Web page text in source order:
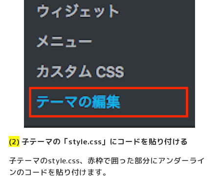
(2) 子テーマの「style.css」にコードを貼り付ける
子テーマのstyle.css、赤枠で囲った部分にアンダーライ
ンのコードを貼り付けます。